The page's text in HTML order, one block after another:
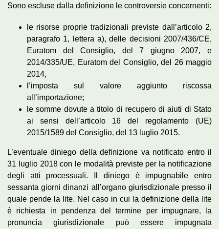
Sono escluse dalla definizione le controversie concernenti:
le risorse proprie tradizionali previste dall’articolo 2,
paragrafo 1, lettera a), delle decisioni 2007/436/CE,
Euratom del Consiglio, del 7 giugno 2007, e
2014/335/UE, Euratom del Consiglio, del 26 maggio
2014,
l’imposta sul valore aggiunto riscossa
all’importazione;
le somme dovute a titolo di recupero di aiuti di Stato
ai sensi dell’articolo 16 del regolamento (UE)
2015/1589 del Consiglio, del 13 luglio 2015.
L’eventuale diniego della definizione va notificato entro il
31 luglio 2018 con le modalità previste per la notificazione
degli atti processuali. Il diniego è impugnabile entro
sessanta giorni dinanzi all’organo giurisdizionale presso il
quale pende la lite. Nel caso in cui la definizione della lite
è richiesta in pendenza del termine per impugnare, la
pronuncia giurisdizionale può essere impugnata